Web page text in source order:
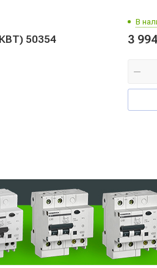
50354
В
3 994